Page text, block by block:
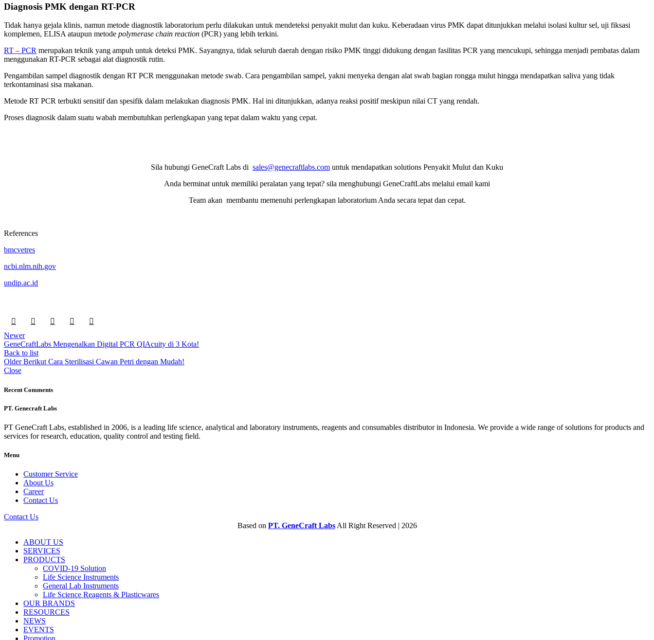
Diagnosis PMK dengan RT-PCR
Tidak hanya gejala klinis, namun metode diagnostik laboratorium perlu dilakukan untuk mendeteksi penyakit mulut dan kuku. Keberadaan virus PMK dapat ditunjukkan melalui isolasi kultur sel, uji fiksasi
komplemen, ELISA ataupun metode polymerase chain reaction (PCR) yang lebih terkini.
RT – PCR merupakan teknik yang ampuh untuk deteksi PMK. Sayangnya, tidak seluruh daerah dengan risiko PMK tinggi didukung dengan fasilitas PCR yang mencukupi, sehingga menjadi pembatas dalam
menggunakan RT-PCR sebagai alat diagnostik rutin.
Pengambilan sampel diagnostik dengan RT PCR menggunakan metode swab. Cara pengambilan sampel, yakni menyeka dengan alat swab bagian rongga mulut hingga mendapatkan saliva yang tidak
terkontaminasi sisa makanan.
Metode RT PCR terbukti sensitif dan spesifik dalam melakukan diagnosis PMK. Hal ini ditunjukkan, adanya reaksi positif meskipun nilai CT yang rendah.
Proses diagnosik dalam suatu wabah membutuhkan perlengkapan yang tepat dalam waktu yang cepat.
Sila hubungi GeneCraft Labs di sales@genecraftlabs.com untuk mendapatkan solutions Penyakit Mulut dan Kuku
Anda berminat untuk memiliki peralatan yang tepat? sila menghubungi GeneCraftLabs melalui email kami
Team akan membantu memenuhi perlengkapan laboratorium Anda secara tepat dan cepat.
References
bmcvetres
ncbi.nlm.nih.gov
undip.ac.id
Newer
GeneCraftLabs Mengenalkan Digital PCR QIAcuity di 3 Kota!
Back to list
Older Berikut Cara Sterilisasi Cawan Petri dengan Mudah!
Close
Recent Comments
PT. Genecraft Labs
PT GeneCraft Labs, established in 2006, is a leading life science, analytical and laboratory instruments, reagents and consumables distributor in Indonesia. We provide a wide range of solutions for products and
services for research, education, quality control and testing field.
Menu
Customer Service
About Us
Career
Contact Us
Contact Us
Based on PT. GeneCraft LabsAll Right Reserved | 2026
ABOUT US
SERVICES
PRODUCTS
COVID-19 Solution
Life Science Instruments
General Lab Instruments
Life Science Reagents & Plasticwares
OUR BRANDS
RESOURCES
NEWS
EVENTS